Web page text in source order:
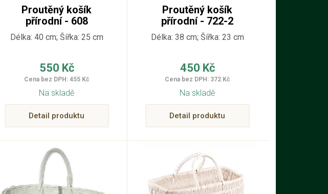
Proutěný košík
přírodní - 608
Délka: 40 cm; Šířka: 25 cm
550 Kč
Cena bez DPH: 455 Kč
Na skladě
Detail produktu
Proutěný košík
přírodní - 722-2
Délka: 38 cm; Šířka: 23 cm
450 Kč
Cena bez DPH: 372 Kč
Na skladě
Detail produktu